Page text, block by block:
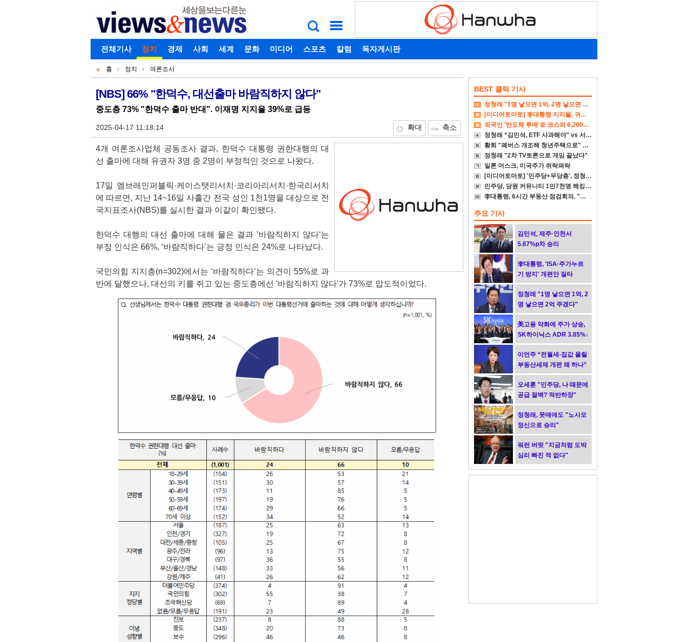
개
별
메
뉴
로그인 회원가입 아이디찾기 비밀번호찾기
주
메
뉴
전체기사 정치 경제 사회 세계 문화 미디어 스포츠 칼럼 독자게시판
현
재
위
치
홈 정치 여론조사
기
사
본
문
[NBS] 66% "한덕수, 대선출마 바람직하지 않다"
중도층 73% "한덕수 출마 반대". 이재명 지지율 39%로 급등
2025-04-17 11:18:14 확대 축소
4개 여론조사업체 공동조사 결과, 한덕수 대통령 권한대행의 대
선 출마에 대해 유권자 3명 중 2명이 부정적인 것으로 나왔다.
17일 엠브레인퍼블릭·케이스탯리서치·코리아리서치·한국리서치
에 따르면, 지난 14~16일 사흘간 전국 성인 1천1명을 대상으로 전
국지표조사(NBS)를 실시한 결과 이같이 확인됐다.
한덕수 대행의 대선 출마에 대해 물은 결과 ’바람직하지 않다‘는
부정 인식은 66%, ‘바람직하다’는 긍정 인식은 24%로 나타났다.
국민의힘 지지층(n=302)에서는 ‘바람직하다’는 의견이 55%로 과
반에 달했으나, 대선의 키를 쥐고 있는 중도층에선 '바람직하지 않다'가 73%로 압도적이었다.
BEST 클릭 기사
정청래 "1명 낳으면 1억, 2명 낳으면 2억 주겠다"
[미디어토마토] 李대통령 지지율, 귀국후 4%p↓
외국인 '반도체 투매'로 코스피 6,200대 폭삭
정청래 “김민석, ETF 사과해야" vs 서미화 "국회서 통과시켜 놓고선"
황희 "폐버스 개조해 청년주택으로" vs 국힘 "본인부터 입주하라"
정청래 "2차 TV토론으로 게임 끝났다"
일론 머스크, 미국주가 쥐락펴락
[미디어토마토] '민주당+무당층', 정청래-김민석 0.1%p차 초접전
민주당, 당원 커뮤니티 1만7천명 해킹 당해. 1년동안 몰라
李대통령, 6시간 부동산 점검회의. "전폭적 공급 확대"
주요 기사
김민석, 제주·인천서
5.67%p차 승리
李대통령, 'ISA·주가누르
기 방지' 개편안 질타
정청래 "1명 낳으면 1억, 2
명 낳으면 2억 주겠다"
美고용 악화에 주가 상승,
SK하이닉스 ADR 3.85%↓
이언주 “전월세-집값 올릴
부동산세제 개편 왜 하나”
오세훈 "민주당, 나 때문에
공급 절벽? 적반하장"
정청래, 뭇매에도 "노사모
정신으로 승리"
워런 버핏 "지금처럼 도박
심리 빠진 적 없다"